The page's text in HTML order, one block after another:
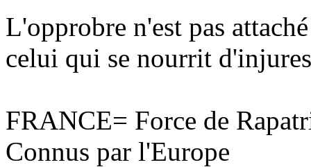
L'opprobre n'est pas
celui qui se nourrit
FRANCE= Force de
Connus par l'Europe